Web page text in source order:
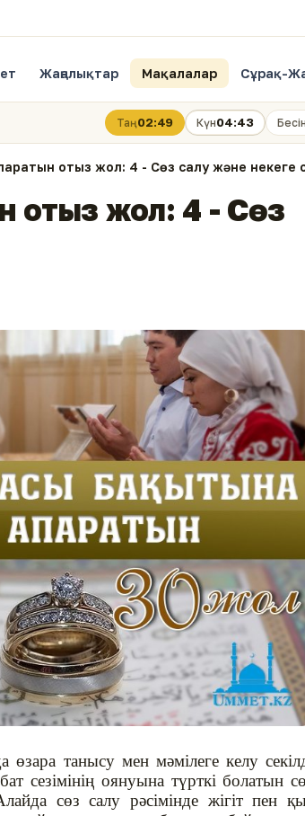
Жаңалықтар Мақалалар Сұрақ-
Таң02:49 Күн04:43 Бесін
отыз жол: 4 - Сөз салу және некеге
отыз жол: 4 - Сөз
танысу мен мәмілеге келу
сезімінің оянуына түрткі болатын
сөз салу рәсімінде жігіт пен